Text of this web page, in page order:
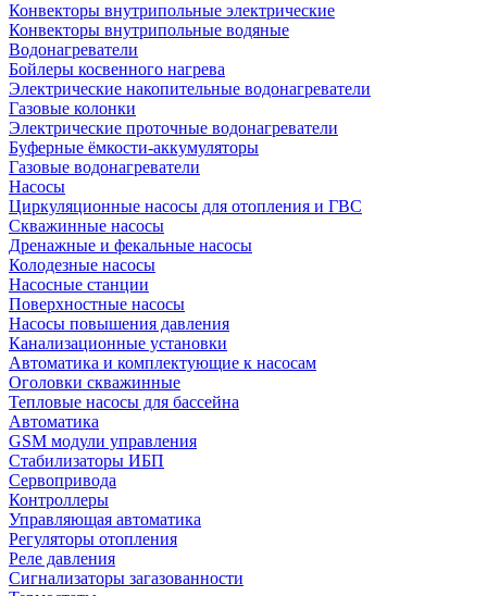
Конвекторы внутрипольные электрические
Конвекторы внутрипольные водяные
Водонагреватели
Бойлеры косвенного нагрева
Электрические накопительные водонагреватели
Газовые колонки
Электрические проточные водонагреватели
Буферные ёмкости-аккумуляторы
Газовые водонагреватели
Насосы
Циркуляционные насосы для отопления и ГВС
Скважинные насосы
Дренажные и фекальные насосы
Колодезные насосы
Насосные станции
Поверхностные насосы
Насосы повышения давления
Канализационные установки
Автоматика и комплектующие к насосам
Оголовки скважинные
Тепловые насосы для бассейна
Автоматика
GSM модули управления
Стабилизаторы ИБП
Сервопривода
Контроллеры
Управляющая автоматика
Регуляторы отопления
Реле давления
Сигнализаторы загазованности